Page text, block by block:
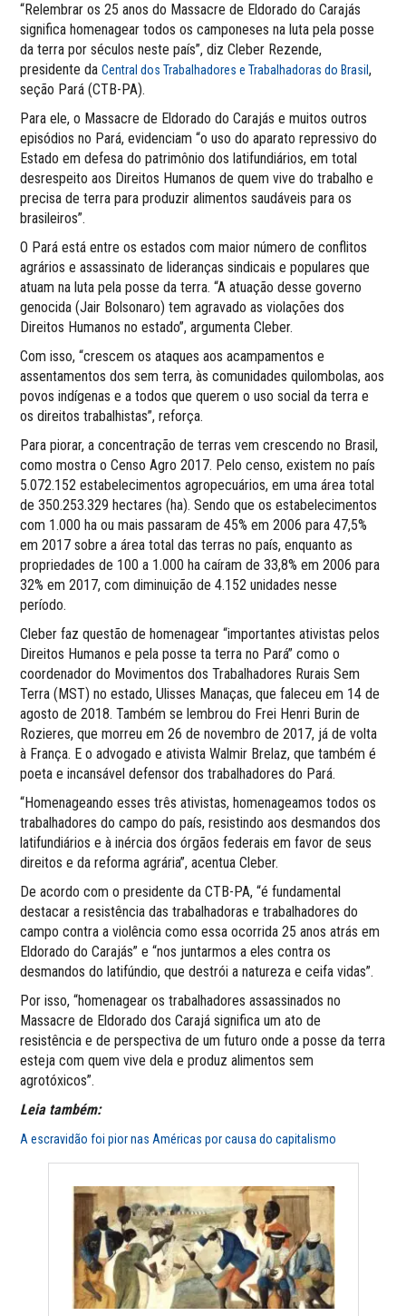
“Relembrar os 25 anos do Massacre de Eldorado do Carajás
significa homenagear todos os camponeses na luta pela posse
da terra por séculos neste país”, diz Cleber Rezende,
presidente daCentral dos Trabalhadores e Trabalhadoras do Brasil,
seção Pará (CTB-PA).
Para ele, o Massacre de Eldorado do Carajás e muitos outros
episódios no Pará, evidenciam “o uso do aparato repressivo do
Estado em defesa do patrimônio dos latifundiários, em total
desrespeito aos Direitos Humanos de quem vive do trabalho e
precisa de terra para produzir alimentos saudáveis para os
brasileiros”.
O Pará está entre os estados com maior número de conflitos
agrários e assassinato de lideranças sindicais e populares que
atuam na luta pela posse da terra. “A atuação desse governo
genocida (Jair Bolsonaro) tem agravado as violações dos
Direitos Humanos no estado”, argumenta Cleber.
Com isso, “crescem os ataques aos acampamentos e
assentamentos dos sem terra, às comunidades quilombolas, aos
povos indígenas e a todos que querem o uso social da terra e
os direitos trabalhistas”, reforça.
Para piorar, a concentração de terras vem crescendo no Brasil,
como mostra o Censo Agro 2017. Pelo censo, existem no país
5.072.152 estabelecimentos agropecuários, em uma área total
de 350.253.329 hectares (ha). Sendo que os estabelecimentos
com 1.000 ha ou mais passaram de 45% em 2006 para 47,5%
em 2017 sobre a área total das terras no país, enquanto as
propriedades de 100 a 1.000 ha caíram de 33,8% em 2006 para
32% em 2017, com diminuição de 4.152 unidades nesse
período.
Cleber faz questão de homenagear “importantes ativistas pelos
Direitos Humanos e pela posse ta terra no Pará” como o
coordenador do Movimentos dos Trabalhadores Rurais Sem
Terra (MST) no estado, Ulisses Manaças, que faleceu em 14 de
agosto de 2018. Também se lembrou do Frei Henri Burin de
Rozieres, que morreu em 26 de novembro de 2017, já de volta
à França. E o advogado e ativista Walmir Brelaz, que também é
poeta e incansável defensor dos trabalhadores do Pará.
“Homenageando esses três ativistas, homenageamos todos os
trabalhadores do campo do país, resistindo aos desmandos dos
latifundiários e à inércia dos órgãos federais em favor de seus
direitos e da reforma agrária”, acentua Cleber.
De acordo com o presidente da CTB-PA, “é fundamental
destacar a resistência das trabalhadoras e trabalhadores do
campo contra a violência como essa ocorrida 25 anos atrás em
Eldorado do Carajás” e “nos juntarmos a eles contra os
desmandos do latifúndio, que destrói a natureza e ceifa vidas”.
Por isso, “homenagear os trabalhadores assassinados no
Massacre de Eldorado dos Carajá significa um ato de
resistência e de perspectiva de um futuro onde a posse da terra
esteja com quem vive dela e produz alimentos sem
agrotóxicos”.
Leia também:
A escravidão foi pior nas Américas por causa do capitalismo